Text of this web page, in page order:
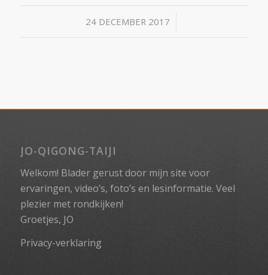
24 DECEMBER 2017
/
JO-QIGONG-TAIJI
Welkom! Blader gerust door mijn site voor
ervaringen, video’s, foto’s en lesinformatie. Veel
plezier met rondkijken!
Groetjes, JO
Privacy-verklaring